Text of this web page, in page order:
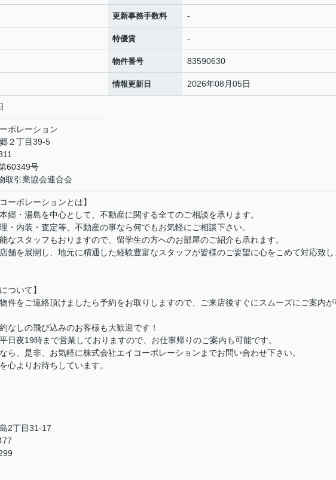
更新事務手数料 -
特優賃 -
物件番号 83590630
情報更新日 2026年08月05日
ポレーション
２丁目39-5
60349号
取引業協会連合会
ーポレーションとは】
郷・湯島を中心として、不動産に関する全てのご相談を承ります。
・内装・査定等、不動産の事なら何でもお気軽にご相談下さい。
なスタッフもおりますので、留学生の方へのお部屋のご紹介も承れます。
舗を展開し、地元に精通した経験豊富なスタッフが皆様のご要望に心をこめて対応致し
ついて】
件をご連絡頂けましたら予約をお取りしますので、ご来店後すぐにスムーズにご案内が
なしの飛び込みのお客様も大歓迎です！
日夜19時まで営業しておりますので、お仕事帰りのご案内も可能です。
ら、是非、お気軽に株式会社エイコーポレーションまでお問い合わせ下さい。
心よりお待ちしています。
2丁目31-17